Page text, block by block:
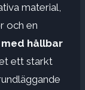
material,
och en
hållbar
ett starkt